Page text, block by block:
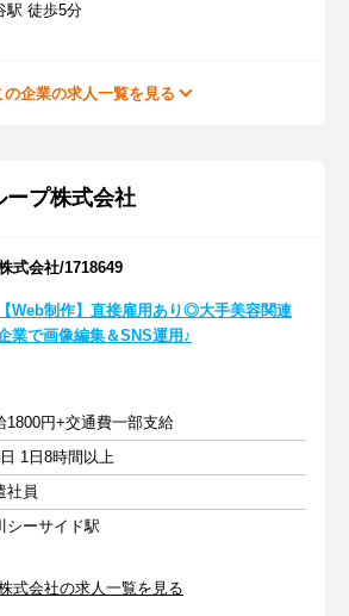
駅 徒歩5分
の企業の求人一覧を見る
ープ株式会社
式会社/1718649
【Web制作】直接雇用あり◎大手美容関連
業で画像編集＆SNS運用♪
1800円+交通費一部支給
1日8時間以上
社員
シーサイド駅
式会社の求人一覧を見る